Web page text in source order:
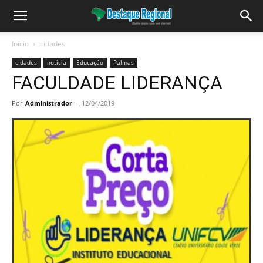
Início cidades
cidades noticia Educação Palmas
FACULDADE LIDERANÇA
Por Administrador - 12/04/2019